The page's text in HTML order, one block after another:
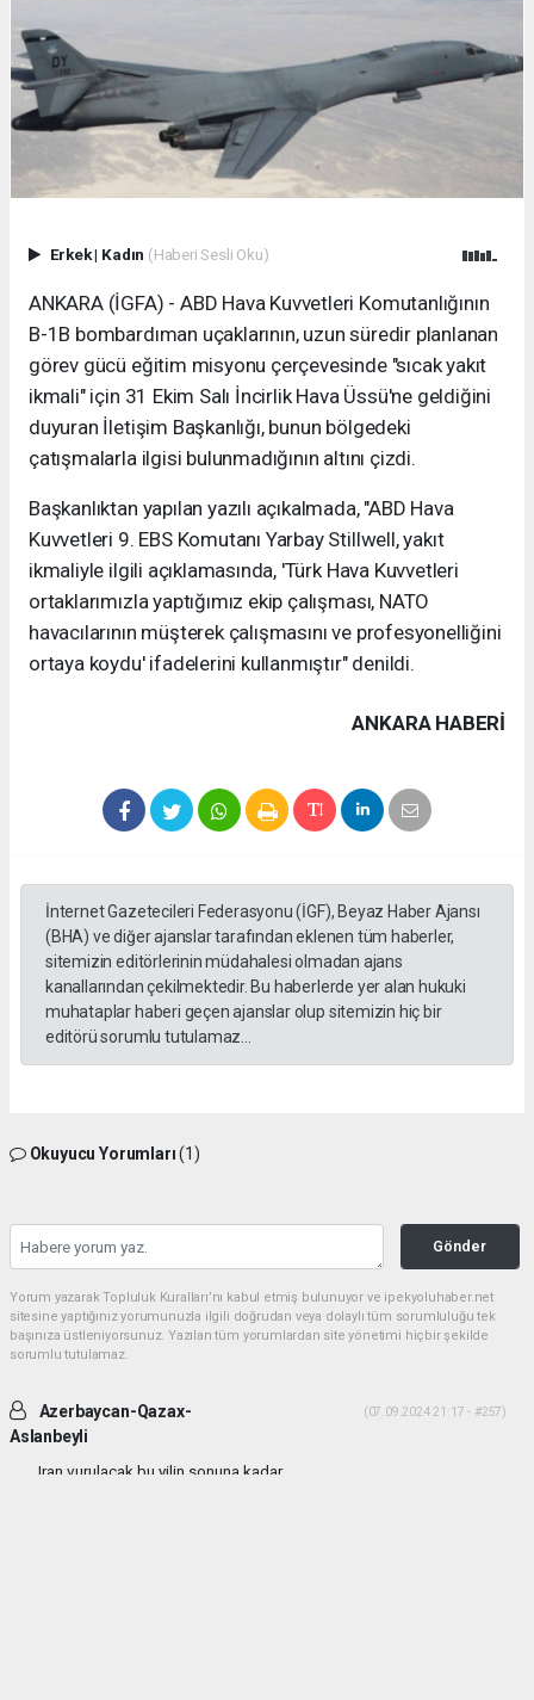
Erkek| Kadın (Haberi Sesli Oku)
ANKARA (İGFA) - ABD Hava Kuvvetleri Komutanlığının
B-1B bombardıman uçaklarının, uzun süredir planlanan
görev gücü eğitim misyonu çerçevesinde "sıcak yakıt
ikmali" için 31 Ekim Salı İncirlik Hava Üssü'ne geldiğini
duyuran İletişim Başkanlığı, bunun bölgedeki
çatışmalarla ilgisi bulunmadığının altını çizdi.
Başkanlıktan yapılan yazılı açıkalmada, "ABD Hava
Kuvvetleri 9. EBS Komutanı Yarbay Stillwell, yakıt
ikmaliyle ilgili açıklamasında, 'Türk Hava Kuvvetleri
ortaklarımızla yaptığımız ekip çalışması, NATO
havacılarının müşterek çalışmasını ve profesyonelliğini
ortaya koydu' ifadelerini kullanmıştır" denildi.
ANKARA HABERİ
İnternet Gazetecileri Federasyonu (İGF), Beyaz Haber Ajansı
(BHA) ve diğer ajanslar tarafından eklenen tüm haberler,
sitemizin editörlerinin müdahalesi olmadan ajans
kanallarından çekilmektedir. Bu haberlerde yer alan hukuki
muhataplar haberi geçen ajanslar olup sitemizin hiç bir
editörü sorumlu tutulamaz...
Okuyucu Yorumları(1)
Gönder
Yorum yazarak Topluluk Kuralları’nı kabul etmiş bulunuyor ve ipekyoluhaber.net
sitesine yaptığınız yorumunuzla ilgili doğrudan veya dolaylı tüm sorumluluğu tek
başınıza üstleniyorsunuz. Yazılan tüm yorumlardan site yönetimi hiçbir şekilde
sorumlu tutulamaz.
Azerbaycan-Qazax-
Aslanbeyli
(07.09.2024 21:17 - #257)
Iran vurulacak bu yilin sonuna kadar...